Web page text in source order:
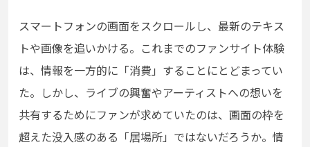
スマートフォンの画面をスクロールし、最新のテキス
トや画像を追いかける。これまでのファンサイト体験
は、情報を一方的に「消費」することにとどまってい
た。しかし、ライブの興奮やアーティストへの想いを
共有するためにファンが求めていたのは、画面の枠を
超えた没入感のある「居場所」ではないだろうか。情